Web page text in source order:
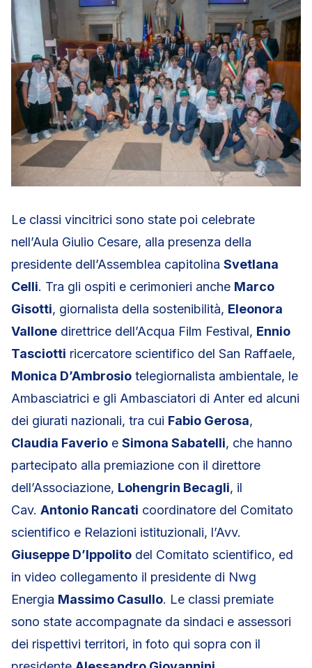
Le classi vincitrici sono state poi celebrate
nell’Aula Giulio Cesare, alla presenza della
presidente dell’Assemblea capitolina Svetlana
Celli. Tra gli ospiti e cerimonieri anche Marco
Gisotti, giornalista della sostenibilità, Eleonora
Vallone direttrice dell’Acqua Film Festival, Ennio
Tasciotti ricercatore scientifico del San Raffaele,
Monica D’Ambrosio telegiornalista ambientale, le
Ambasciatrici e gli Ambasciatori di Anter ed alcuni
dei giurati nazionali, tra cui Fabio Gerosa,
Claudia Faverio e Simona Sabatelli, che hanno
partecipato alla premiazione con il direttore
dell’Associazione, Lohengrin Becagli, il
Cav. Antonio Rancati coordinatore del Comitato
scientifico e Relazioni istituzionali, l’Avv.
Giuseppe D’Ippolito del Comitato scientifico, ed
in video collegamento il presidente di Nwg
Energia Massimo Casullo. Le classi premiate
sono state accompagnate da sindaci e assessori
dei rispettivi territori, in foto qui sopra con il